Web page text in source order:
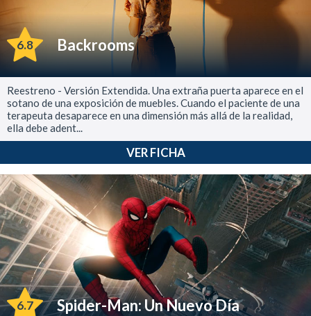
6.8 Backrooms
Reestreno - Versión Extendida. Una extraña puerta aparece en el
sotano de una exposición de muebles. Cuando el paciente de una
terapeuta desaparece en una dimensión más allá de la realidad,
ella debe adent...
VER FICHA
6.7 Spider-Man: Un Nuevo Día